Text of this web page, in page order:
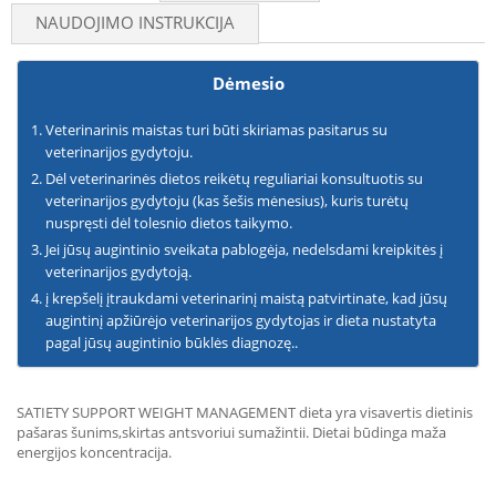
NAUDOJIMO INSTRUKCIJA
Dėmesio
Veterinarinis maistas turi būti skiriamas pasitarus su
veterinarijos gydytoju.
Dėl veterinarinės dietos reikėtų reguliariai konsultuotis su
veterinarijos gydytoju (kas šešis mėnesius), kuris turėtų
nuspręsti dėl tolesnio dietos taikymo.
Jei jūsų augintinio sveikata pablogėja, nedelsdami kreipkitės į
veterinarijos gydytoją.
į krepšelį įtraukdami veterinarinį maistą patvirtinate, kad jūsų
augintinį apžiūrėjo veterinarijos gydytojas ir dieta nustatyta
pagal jūsų augintinio būklės diagnozę..
SATIETY SUPPORT WEIGHT MANAGEMENT dieta yra visavertis dietinis
pašaras šunims,skirtas antsvoriui sumažintii. Dietai būdinga maža
energijos koncentracija.